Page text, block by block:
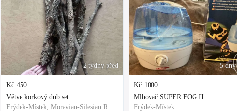
2 týdny před
Kč 450
Větve korkový dub set
Frýdek-Místek, Moravian-Silesian Region,Others
5 dny
Kč 1000
Mlhovač SUPER FOG II
Frýdek-Místek